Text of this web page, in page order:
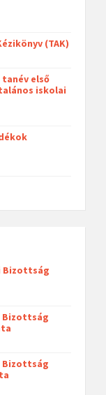
(TAK)
tanév első
iskolai
Bizottság
Bizottság
Bizottság